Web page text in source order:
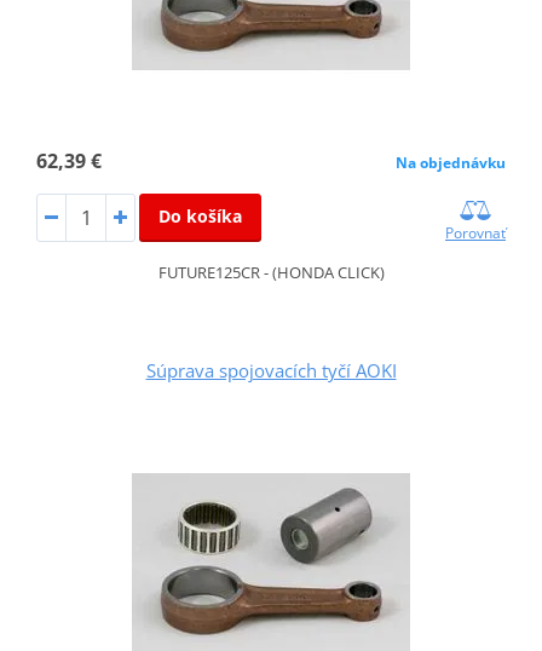
62,39 € Na objednávku
Do košíka
Porovnať
FUTURE125CR - (HONDA CLICK)
Súprava spojovacích tyčí AOKI